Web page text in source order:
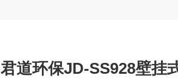
君道环保JD-SS928壁挂